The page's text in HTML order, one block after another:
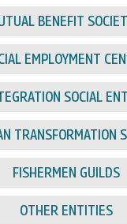
BENEFIT
EMPLOYMENT
SOCIAL
TRANSFORMATION
FISHERMEN GUILDS
OTHER ENTITIES